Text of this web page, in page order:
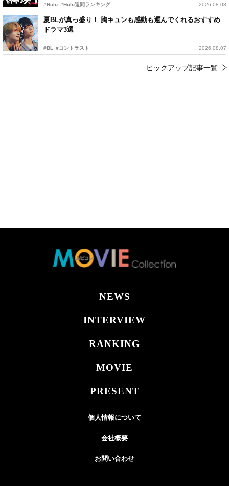
#Hulu #Hulu週間ランキング 2026.08.08
夏BLが真っ盛り！ 胸キュンも感動も運んでくれるおすすめ
ドラマ3選
#BL #コントラスト 2026.08.07
ピックアップ記事一覧
NEWS
INTERVIEW
RANKING
MOVIE
PRESENT
個人情報について
会社概要
お問い合わせ